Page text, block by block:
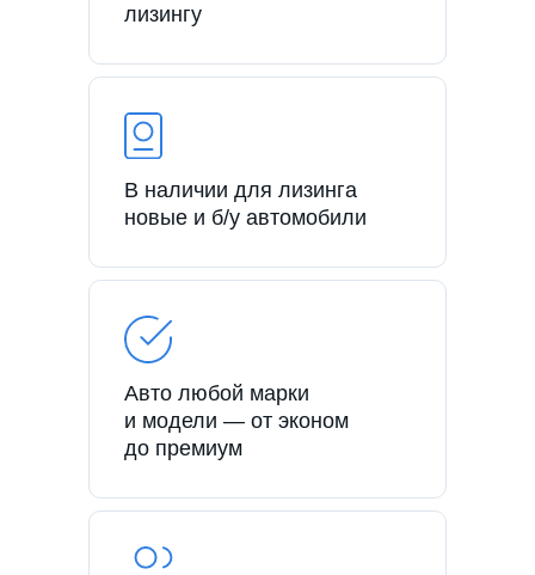
лизингу
В наличии для лизинга
новые и б/у автомобили
Авто любой марки
и модели — от эконом
до премиум